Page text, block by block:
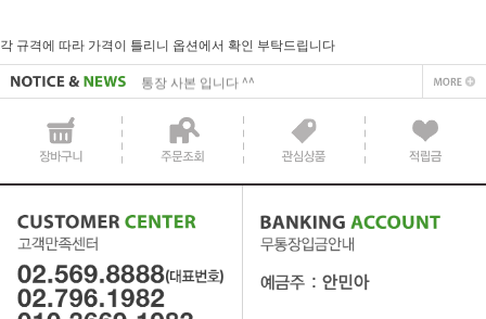
각 규격에 따라 가격이 틀리니 옵션에서 확인 부탁드립니다
사업자 사본 입니다^^
통장 사본 입니다 ^^